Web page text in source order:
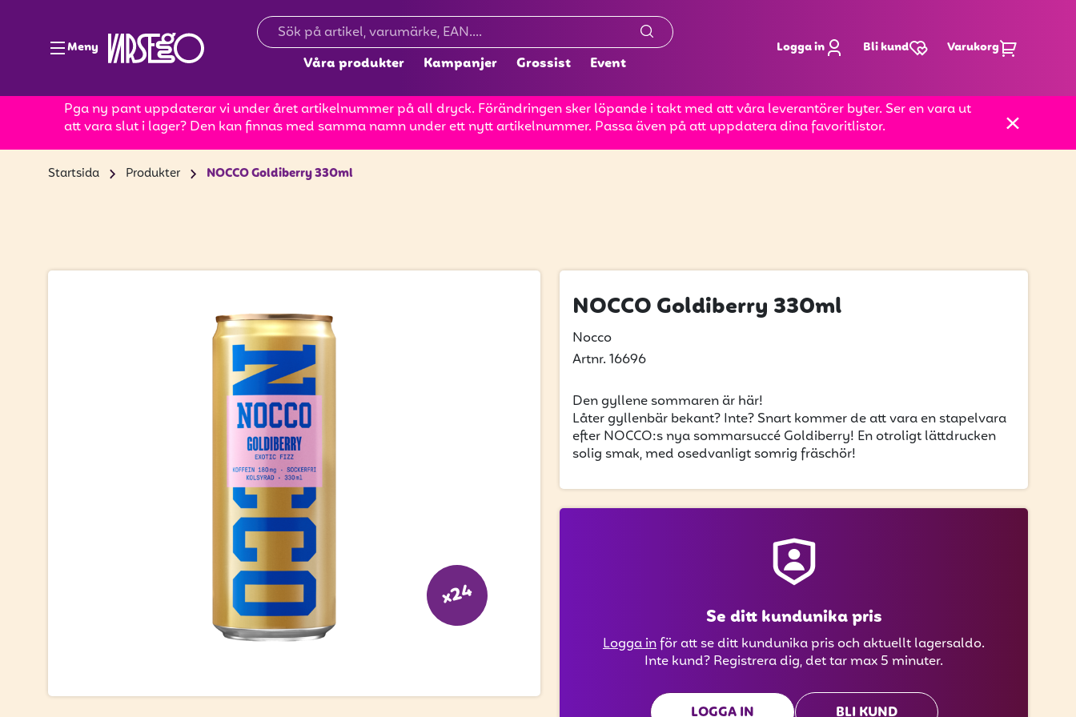
Meny
Våra produkter Kampanjer Grossist Event
Logga in Bli kund Varukorg
Pga ny pant uppdaterar vi under året artikelnummer på all dryck. Förändringen sker löpande i takt med att våra leverantörer byter. Ser en vara ut
att vara slut i lager? Den kan finnas med samma namn under ett nytt artikelnummer. Passa även på att uppdatera dina favoritlistor.
Startsida Produkter NOCCO Goldiberry 330ml
x24
NOCCO Goldiberry 330ml
Nocco
Artnr. 16696
Den gyllene sommaren är här!
Låter gyllenbär bekant? Inte? Snart kommer de att vara en stapelvara
efter NOCCO:s nya sommarsuccé Goldiberry! En otroligt lättdrucken
solig smak, med osedvanligt somrig fräschör!
Se ditt kundunika pris
Logga inför att se ditt kundunika pris och aktuellt lagersaldo.
Inte kund? Registrera dig, det tar max 5 minuter.